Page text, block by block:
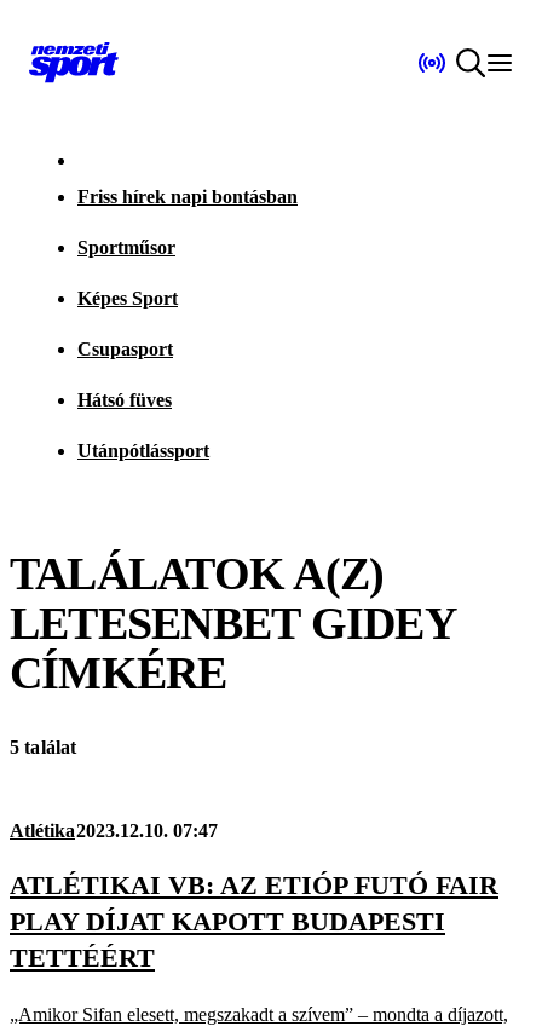
Friss hírek napi bontásban
Sportműsor
Képes Sport
Csupasport
Hátsó füves
Utánpótlássport
TALÁLATOK A(Z)
LETESENBET GIDEY
CÍMKÉRE
5 találat
Atlétika2023.12.10. 07:47
ATLÉTIKAI VB: AZ ETIÓP FUTÓ FAIR
PLAY DÍJAT KAPOTT BUDAPESTI
TETTÉÉRT
„Amikor Sifan elesett, megszakadt a szívem” – mondta a díjazott,